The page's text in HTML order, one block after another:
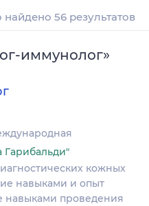
найдено 56 результатов
иммунолог»
кожных
навыками и опыт
проведения